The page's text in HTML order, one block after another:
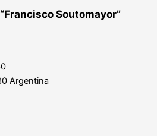
Soutomayor”
Argentina